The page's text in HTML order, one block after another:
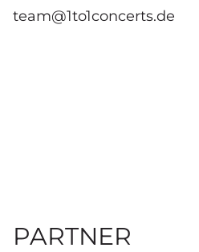
team@1to1concerts.de
PARTNER